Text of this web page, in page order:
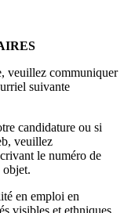
veuillez communiquer
suivante
candidature ou si
veuillez
le numéro de
objet.
en emploi en
visibles et ethniques,